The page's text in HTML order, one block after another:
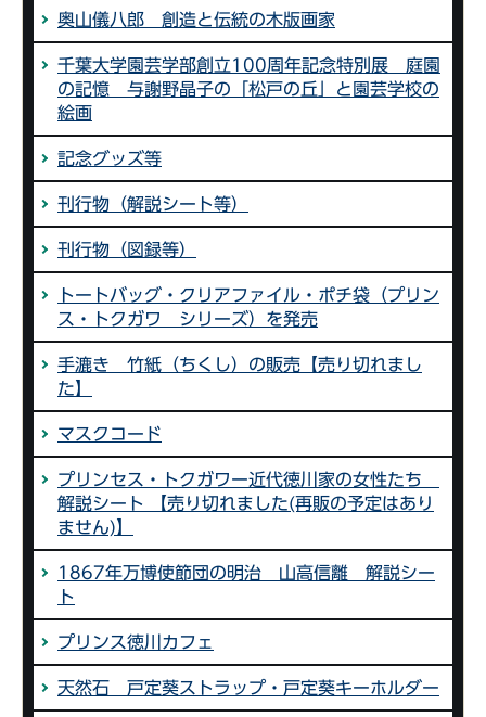
奥山儀八郎 創造と伝統の木版画家
千葉大学園芸学部創立100周年記念特別展 庭園
の記憶 与謝野晶子の「松戸の丘」と園芸学校の
絵画
記念グッズ等
刊行物（解説シート等）
刊行物（図録等）
トートバッグ・クリアファイル・ポチ袋（プリン
ス・トクガワ シリーズ）を発売
手漉き 竹紙（ちくし）の販売【売り切れまし
た】
マスクコード
プリンセス・トクガワー近代徳川家の女性たち
解説シート 【売り切れました(再販の予定はあり
ません)】
1867年万博使節団の明治 山高信離 解説シー
ト
プリンス徳川カフェ
天然石 戸定葵ストラップ・戸定葵キーホルダー